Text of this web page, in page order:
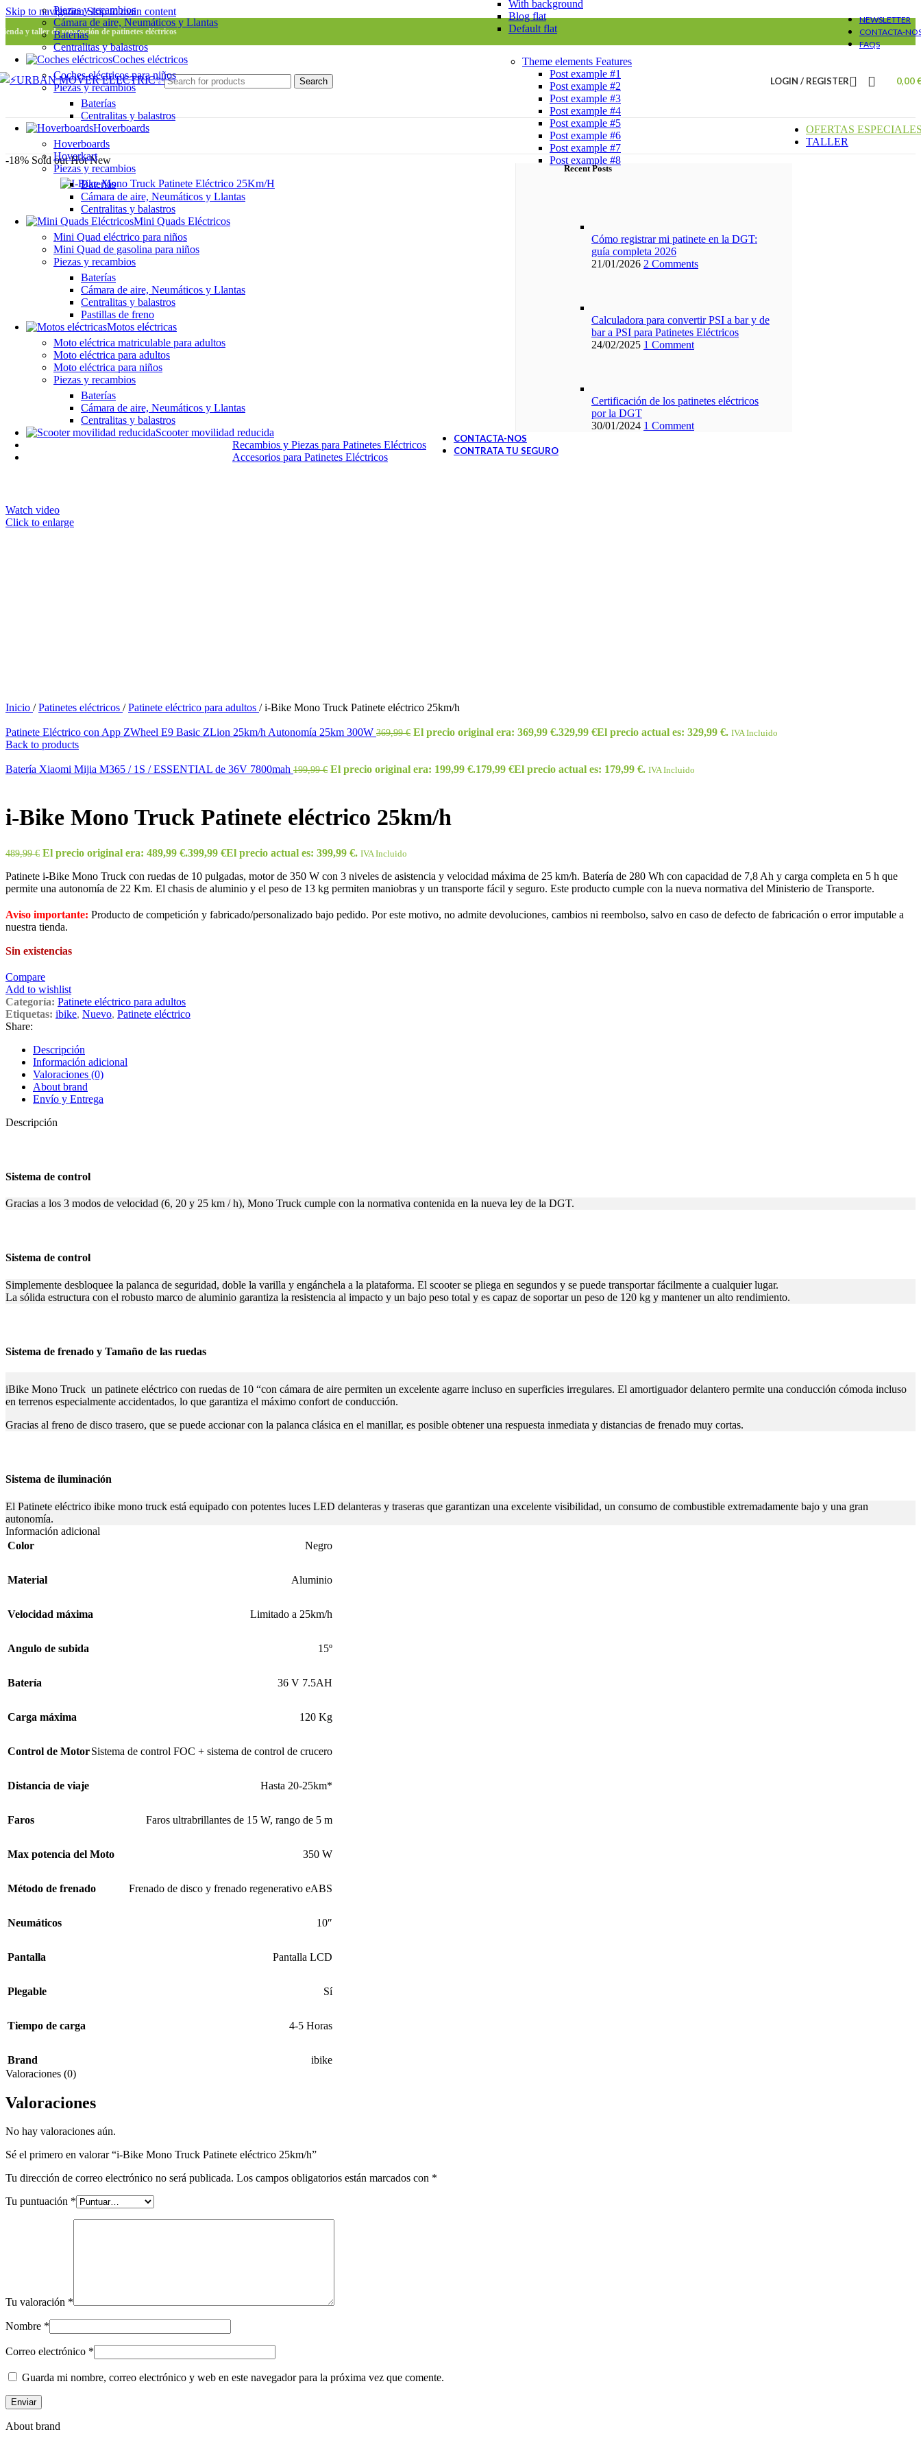
Skip to navigationSkip to main content
y taller de reparación de patinetes eléctricos
NEWSLETTER
CONTACTA-
FAQS
Search LOGIN / REGISTER 0,00
Piezas y recambios
Cámara de aire, Neumáticos y Llantas
Baterías
Centralitas y balastros
Coches eléctricos
Coches eléctricos para niños
Piezas y recambios
Baterías
Centralitas y balastros
Hoverboards
Hoverboards
Hoverkart
Piezas y recambios
Baterías
Cámara de aire, Neumáticos y Llantas
Centralitas y balastros
Mini Quads Eléctricos
Mini Quad eléctrico para niños
Mini Quad de gasolina para niños
Piezas y recambios
Baterías
Cámara de aire, Neumáticos y Llantas
Centralitas y balastros
Pastillas de freno
Motos eléctricas
Moto eléctrica matriculable para adultos
Moto eléctrica para adultos
Moto eléctrica para niños
Piezas y recambios
Baterías
Cámara de aire, Neumáticos y Llantas
Centralitas y balastros
Scooter movilidad reducida
Recambios y Piezas para Patinetes Eléctricos
Accesorios para Patinetes Eléctricos
With background
Blog flat
Default flat
Theme elements Features
Post example #1
Post example #2
Post example #3
Post example #4
Post example #5
Post example #6
Post example #7
Post example #8
Recent Posts
Cómo registrar mi patinete en la DGT:
guía completa 2026
21/01/2026 2 Comments
Calculadora para convertir PSI a bar y de
bar a PSI para Patinetes Eléctricos
24/02/2025 1 Comment
Certificación de los patinetes eléctricos
por la DGT
30/01/2024 1 Comment
CONTACTA-NOS
CONTRATA TU SEGURO
OFERTAS
TALLER
-18% Sold out Hot New
Watch video
Click to enlarge
Inicio / Patinetes eléctricos / Patinete eléctrico para adultos / i-Bike Mono Truck Patinete eléctrico 25km/h
Patinete Eléctrico con App ZWheel E9 Basic ZLion 25km/h Autonomía 25km 300W 369,99€ El precio original era: 369,99 €.329,99 €El precio actual es: 329,99 €. IVA Incluido
Back to products
Batería Xiaomi Mijia M365 / 1S / ESSENTIAL de 36V 7800mah 199,99€ El precio original era: 199,99 €.179,99 €El precio actual es: 179,99 €. IVA Incluido
i-Bike Mono Truck Patinete eléctrico 25km/h
489,99€ El precio original era: 489,99 €.399,99 €El precio actual es: 399,99 €. IVA Incluido
Patinete i-Bike Mono Truck con ruedas de 10 pulgadas, motor de 350 W con 3 niveles de asistencia y velocidad máxima de 25 km/h. Batería de 280 Wh con capacidad de 7,8 Ah y carga completa en 5 h que
permite una autonomía de 22 Km. El chasis de aluminio y el peso de 13 kg permiten maniobras y un transporte fácil y seguro. Este producto cumple con la nueva normativa del Ministerio de Transporte.
Aviso importante: Producto de competición y fabricado/personalizado bajo pedido. Por este motivo, no admite devoluciones, cambios ni reembolso, salvo en caso de defecto de fabricación o error imputable a
nuestra tienda.
Sin existencias
Compare
Add to wishlist
Categoría: Patinete eléctrico para adultos
Etiquetas: ibike, Nuevo, Patinete eléctrico
Share:
Descripción
Información adicional
Valoraciones (0)
About brand
Envío y Entrega
Descripción
Sistema de control
Gracias a los 3 modos de velocidad (6, 20 y 25 km / h), Mono Truck cumple con la normativa contenida en la nueva ley de la DGT.
Sistema de control
Simplemente desbloquee la palanca de seguridad, doble la varilla y engánchela a la plataforma. El scooter se pliega en segundos y se puede transportar fácilmente a cualquier lugar.
La sólida estructura con el robusto marco de aluminio garantiza la resistencia al impacto y un bajo peso total y es capaz de soportar un peso de 120 kg y mantener un alto rendimiento.
Sistema de frenado y Tamaño de las ruedas
iBike Mono Truck un patinete eléctrico con ruedas de 10 “con cámara de aire permiten un excelente agarre incluso en superficies irregulares. El amortiguador delantero permite una conducción cómoda incluso
en terrenos especialmente accidentados, lo que garantiza el máximo confort de conducción.
Gracias al freno de disco trasero, que se puede accionar con la palanca clásica en el manillar, es posible obtener una respuesta inmediata y distancias de frenado muy cortas.
Sistema de iluminación
El Patinete eléctrico ibike mono truck está equipado con potentes luces LED delanteras y traseras que garantizan una excelente visibilidad, un consumo de combustible extremadamente bajo y una gran
autonomía.
Información adicional
Color
Negro
Material Aluminio
Velocidad máxima Limitado a 25km/h
Angulo de subida 15º
Batería 36 V 7.5AH
Carga máxima 120 Kg
Control de MotorSistema de control FOC + sistema de control de crucero
Distancia de viaje Hasta 20-25km*
Faros Faros ultrabrillantes de 15 W, rango de 5 m
Max potencia del Moto 350 W
Método de frenado Frenado de disco y frenado regenerativo eABS
Neumáticos 10″
Pantalla Pantalla LCD
Plegable Sí
Tiempo de carga 4-5 Horas
Brand
ibike
Valoraciones (0)
Valoraciones
No hay valoraciones aún.
Sé el primero en valorar “i-Bike Mono Truck Patinete eléctrico 25km/h”
Tu dirección de correo electrónico no será publicada. Los campos obligatorios están marcados con *
Tu puntuación *
Tu valoración *
Nombre *
Correo electrónico *
Guarda mi nombre, correo electrónico y web en este navegador para la próxima vez que comente.
About brand